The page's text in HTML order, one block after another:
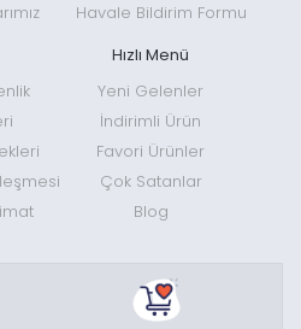
Havale Bildirim Formu
Hızlı Menü
Yeni Gelenler
İndirimli Ürün
Favori Ürünler
Çok Satanlar
Blog